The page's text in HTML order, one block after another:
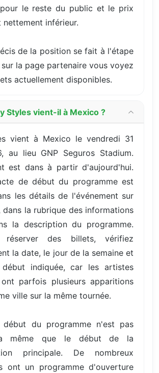
le reste du public et le prix
nettement inférieur.
de la position se fait à l'étape
la page partenaire vous voyez
actuellement disponibles.
Styles vient-il à Mexico ?
vient à Mexico le vendredi 31
au lieu GNP Seguros Stadium.
est dans à partir d'aujourd'hui.
de début du programme est
les détails de l'événement sur
la rubrique des informations
la description du programme.
des billets, vérifiez
la date, le jour de la semaine et
indiquée, car les artistes
parfois plusieurs apparitions
ville sur la même tournée.
début du programme n'est pas
même que le début de la
principale. De nombreux
ont un programme d'ouverture